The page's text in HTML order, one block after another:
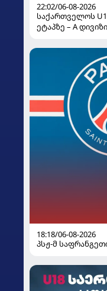
22:02/06-08-2026
საქართველოს
ეტაპზე – A
18:18/06-08-2026
პსჟ-მ